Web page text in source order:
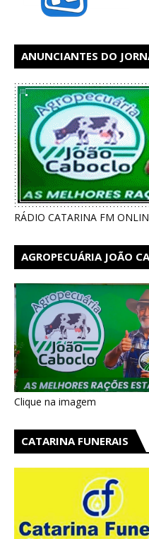
ANUNCIANTES DO
RÁDIO CATARINA FM
AGROPECUÁRIA JOÃO
Clique na imagem
CATARINA FUNERAIS